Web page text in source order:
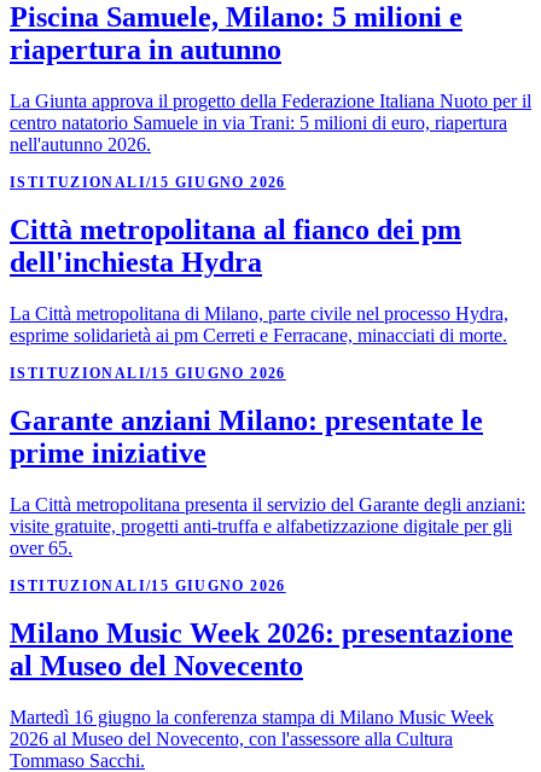
Piscina Samuele, Milano: 5 milioni e
riapertura in autunno
La Giunta approva il progetto della Federazione Italiana Nuoto per il
centro natatorio Samuele in via Trani: 5 milioni di euro, riapertura
nell'autunno 2026.
ISTITUZIONALI/15 GIUGNO 2026
Città metropolitana al fianco dei pm
dell'inchiesta Hydra
La Città metropolitana di Milano, parte civile nel processo Hydra,
esprime solidarietà ai pm Cerreti e Ferracane, minacciati di morte.
ISTITUZIONALI/15 GIUGNO 2026
Garante anziani Milano: presentate le
prime iniziative
La Città metropolitana presenta il servizio del Garante degli anziani:
visite gratuite, progetti anti-truffa e alfabetizzazione digitale per gli
over 65.
ISTITUZIONALI/15 GIUGNO 2026
Milano Music Week 2026: presentazione
al Museo del Novecento
Martedì 16 giugno la conferenza stampa di Milano Music Week
2026 al Museo del Novecento, con l'assessore alla Cultura
Tommaso Sacchi.